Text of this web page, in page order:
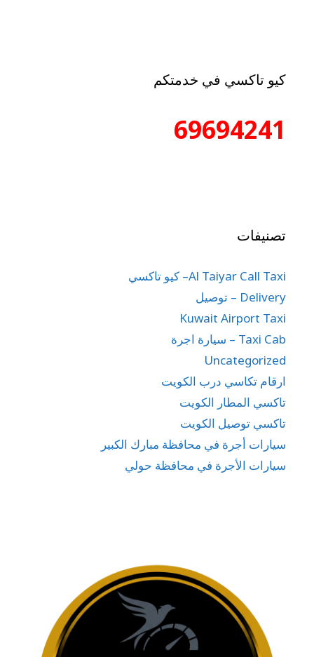
كيو تاكسي في خدمتكم
69694241
تصنيفات
Al Taiyar Call Taxi– كيو تاكسي
Delivery – توصيل
Kuwait Airport Taxi
Taxi Cab – سيارة اجرة
Uncategorized
ارقام تكاسي درب الكويت
تاكسي المطار الكويت
تاكسي توصيل الكويت
سيارات أجرة في محافظة مبارك الكبير
سيارات الأجرة في محافظة حولي